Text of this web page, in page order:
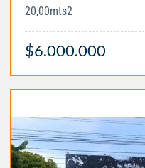
20,00mts2
$6.000.000